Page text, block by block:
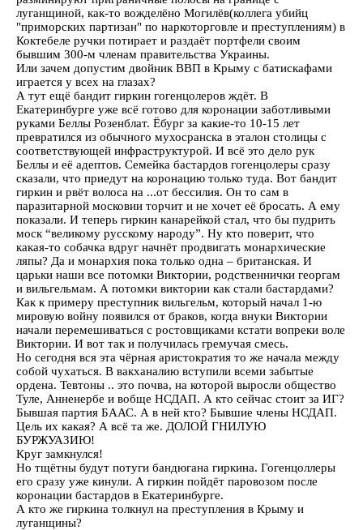
луганщиной, как-то вожделёно Могилёв(коллега убийц
"приморских партизан" по наркоторговле и преступлениям) в
Коктебеле ручки потирает и раздаёт портфели своим
бывшим 300-м членам правительства Украины.
Или зачем допустим двойник ВВП в Крыму с батискафами
играется у всех на глазах?
А тут ещё бандит гиркин гогенцолеров ждёт. В
Екатеринбурге уже всё готово для коронации заботливыми
руками Беллы Розенблат. Ёбург за какие-то 10-15 лет
превратился из обычного мухосранска в эталон столицы с
соответствующей инфраструктурой. И всё это дело рук
Беллы и её адептов. Семейка бастардов гогенцолеры сразу
сказали, что приедут на коронацию только туда. Вот бандит
гиркин и рвёт волоса на ...от бессилия. Он то сам в
паразитарной московии торчит и не хочет её бросать. А ему
показали. И теперь гиркин канарейкой стал, что бы пудрить
моск “великому русскому народу”. Ну кто поверит, что
какая-то собачка вдруг начнёт продвигать монархические
ляпы? Да и монархия пока только одна – британская. И
царьки наши все потомки Виктории, родственнички георгам
и вильгельмам. А потомки виктории как стали бастардами?
Как к примеру преступник вильгельм, который начал 1-ю
мировую войну появился от браков, когда внуки Виктории
начали перемешиваться с ростовщиками кстати вопреки воле
Виктории. И вот так и получилась гремучая смесь.
Но сегодня вся эта чёрная аристократия то же начала между
собой чухаться. В вакханалию вступили всеми забытые
ордена. Тевтоны .. это почва, на которой выросли общество
Туле, Анненербе и вобще НСДАП. А кто сейчас стоит за ИГ?
Бывшая партия БААС. А в ней кто? Бывшие члены НСДАП.
Цель их какая? А всё та же. ДОЛОЙ ГНИЛУЮ
БУРЖУАЗИЮ!
Круг замкнулся!
Но тщётны будут потуги бандюгана гиркина. Гогенцоллеры
его сразу уже кинули. А гиркин пойдёт паровозом после
коронации бастардов в Екатеринбурге.
А кто же гиркина толкнул на преступления в Крыму и
луганщины?